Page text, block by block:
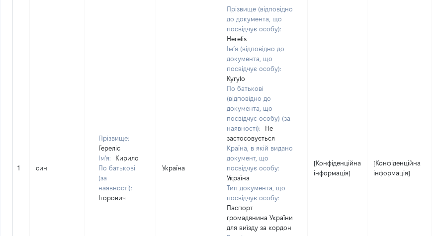
1 син
Прізвище:
Гереліс
Ім'я:
Кирило
По батькові
(за
наявності):
Ігорович
Україна
Прізвище (відповідно
до документа, що
посвідчує особу):
Herelis
Ім’я (відповідно до
документа, що
посвідчує особу):
Kyrylo
По батькові
(відповідно до
документа, що
посвідчує особу) (за
наявності):
Не
застосовується
Країна, в якій видано
документ, що
посвідчує особу:
Україна
Тип документа, що
посвідчує особу:
Паспорт
громадянина України
для виїзду за кордон
[Конфіденційна
інформація]
[Конфіденційна
інформація]